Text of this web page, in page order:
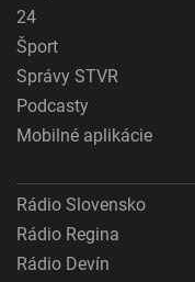
24
Šport
Správy STVR
Podcasty
Mobilné aplikácie
Rádio Slovensko
Rádio Regina
Rádio Devín